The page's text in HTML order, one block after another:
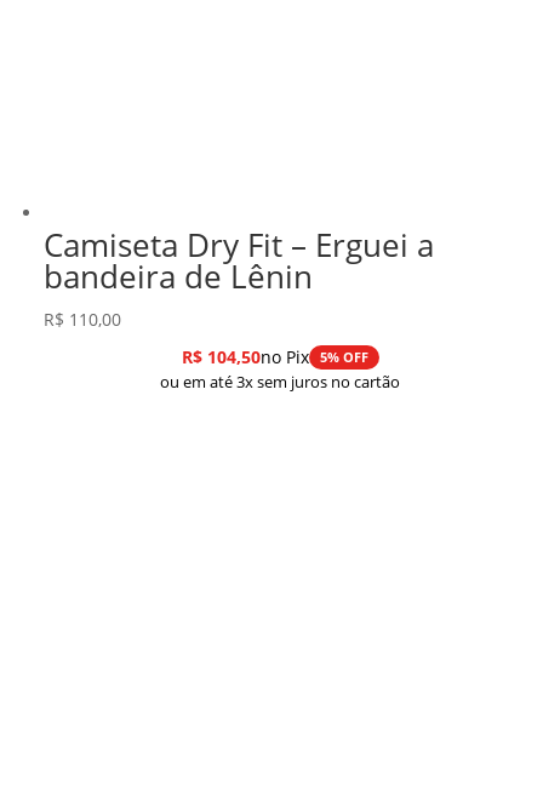
Camiseta Dry Fit – Erguei a
bandeira de Lênin
R$ 110,00
R$104,50no Pix 5% OFF
ou em até 3x sem juros no cartão